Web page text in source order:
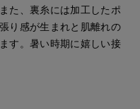
た、裏糸には加工したポ
り感が生まれと肌離れの
す。暑い時期に嬉しい接